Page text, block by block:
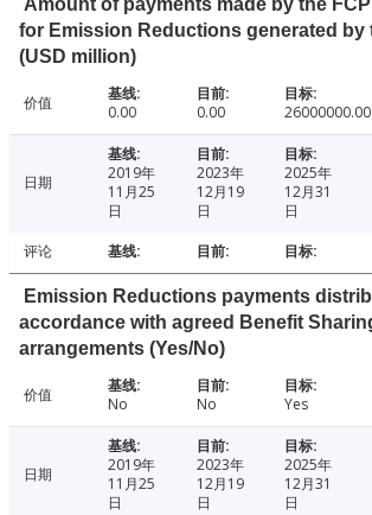
Amount of payments made by the
for Emission Reductions generated by
(USD million)
价值 0.00 0.00 26000000.00
日期
2019年
11月25
日
2023年
12月19
日
2025年
12月31
日
评论
Emission Reductions payments
accordance with agreed Benefit
arrangements (Yes/No)
价值 No No Yes
日期
2019年
11月25
日
2023年
12月19
日
2025年
12月31
日